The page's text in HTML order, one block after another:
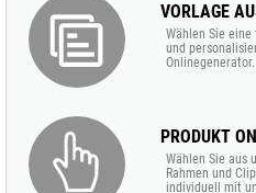
VORLAGE
Wählen Sie
und
Onlinegenerator.
PRODUKT
Wählen Sie aus
Rahmen und
individuell mit